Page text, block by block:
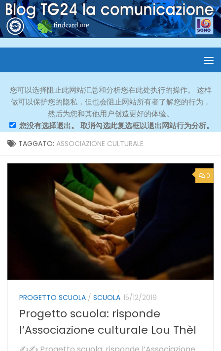
您可以选择阻止此网站汇总和分析您在此处执行的操作。 这样
做可以保护您的隐私，但也会阻止网站所有者了解您的行为，
然后为您和其他用户创造更好的体验。
您没有选择退出。 取消勾选此复选框以退出网站行为分析。
TAGGATO: ASSOCIAZIONE CULTURALE
0
PROGETTO SCUOLA / SCUOLA 15/12/2019
Progetto scuola: risponde
l’Associazione culturale Lou Thèl